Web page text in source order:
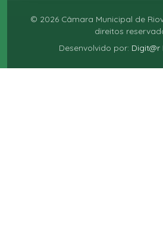
© 2026Câmara Municipal de
direitos
Desenvolvido por: